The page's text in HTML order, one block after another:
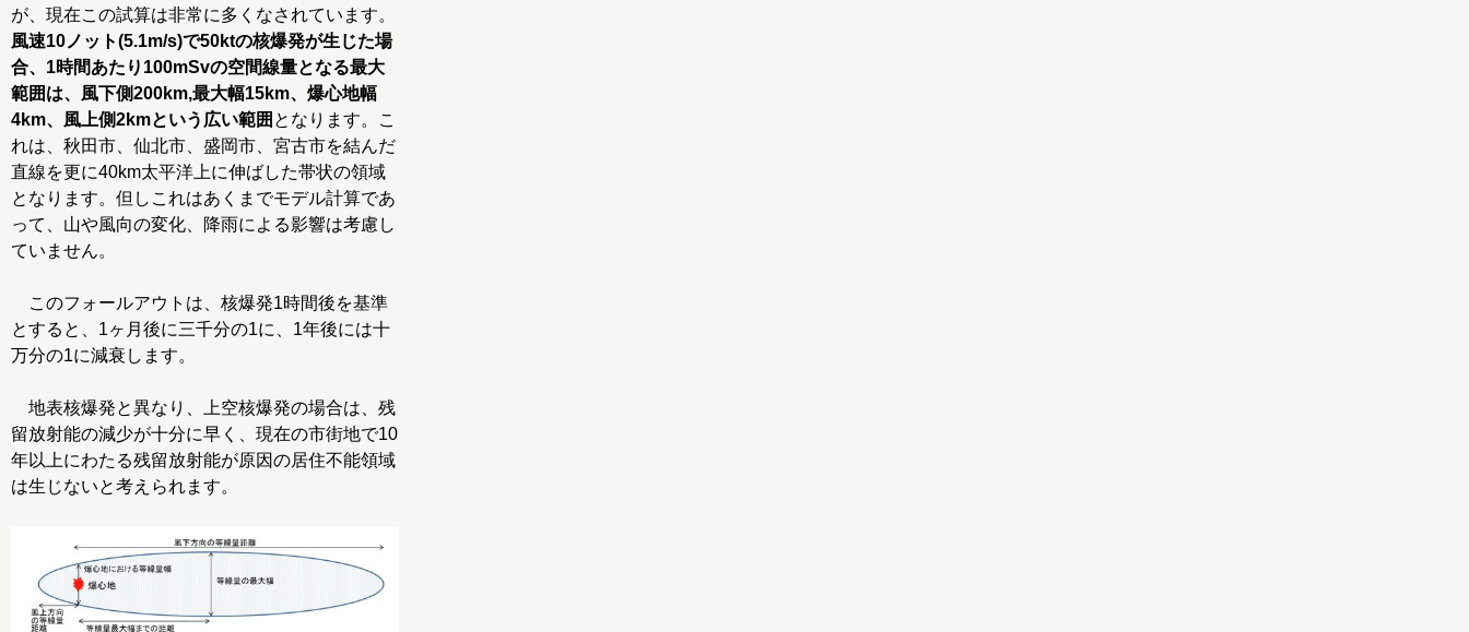
が、現在この試算は非常に多くなされています。
風速10ノット(5.1m/s)で50ktの核爆発が生じた場
合、1時間あたり100mSvの空間線量となる最大
範囲は、風下側200km,最大幅15km、爆心地幅
4km、風上側2kmという広い範囲 となります。こ
れは、秋田市、仙北市、盛岡市、宮古市を結んだ
直線を更に40km太平洋上に伸ばした帯状の領域
となります。但しこれはあくまでモデル計算であ
って、山や風向の変化、降雨による影響は考慮し
ていません。
このフォールアウトは、核爆発1時間後を基準
とすると、1ヶ月後に三千分の1に、1年後には十
万分の1に減衰します。
地表核爆発と異なり、上空核爆発の場合は、残
留放射能の減少が十分に早く、現在の市街地で10
年以上にわたる残留放射能が原因の居住不能領域
は生じないと考えられます。